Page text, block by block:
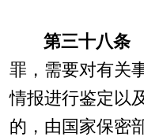
第三十八条
罪，需要对有关
情报进行鉴定以
的，由国家保密